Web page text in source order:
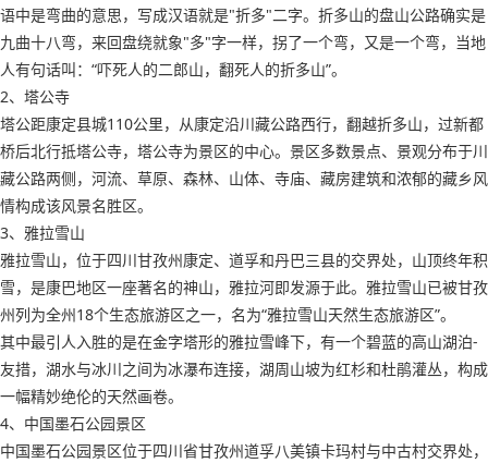
语中是弯曲的意思，写成汉语就是"折多"二字。折多山的盘山公路确实是
九曲十八弯，来回盘绕就象"多"字一样，拐了一个弯，又是一个弯，当地
人有句话叫：“吓死人的二郎山，翻死人的折多山”。
2、塔公寺
塔公距康定县城110公里，从康定沿川藏公路西行，翻越折多山，过新都
桥后北行抵塔公寺，塔公寺为景区的中心。景区多数景点、景观分布于川
藏公路两侧，河流、草原、森林、山体、寺庙、藏房建筑和浓郁的藏乡风
情构成该风景名胜区。
3、雅拉雪山
雅拉雪山，位于四川甘孜州康定、道孚和丹巴三县的交界处，山顶终年积
雪，是康巴地区一座著名的神山，雅拉河即发源于此。雅拉雪山已被甘孜
州列为全州18个生态旅游区之一，名为“雅拉雪山天然生态旅游区”。
其中最引人入胜的是在金字塔形的雅拉雪峰下，有一个碧蓝的高山湖泊-
友措，湖水与冰川之间为冰瀑布连接，湖周山坡为红杉和杜鹃灌丛，构成
一幅精妙绝伦的天然画卷。
4、中国墨石公园景区
中国墨石公园景区位于四川省甘孜州道孚八美镇卡玛村与中古村交界处，